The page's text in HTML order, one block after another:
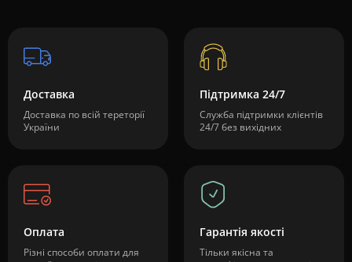
Доставка
Доставка по всій тереторії
України
Підтримка 24/7
Служба підтримки клієнтів
24/7 без вихідних
Оплата
Різні способи оплати для
Гарантія якості
Тільки якісна та